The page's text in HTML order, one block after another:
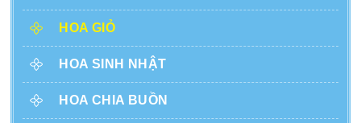
HOA GIỎ
HOA SINH NHẬT
HOA CHIA BUỒN